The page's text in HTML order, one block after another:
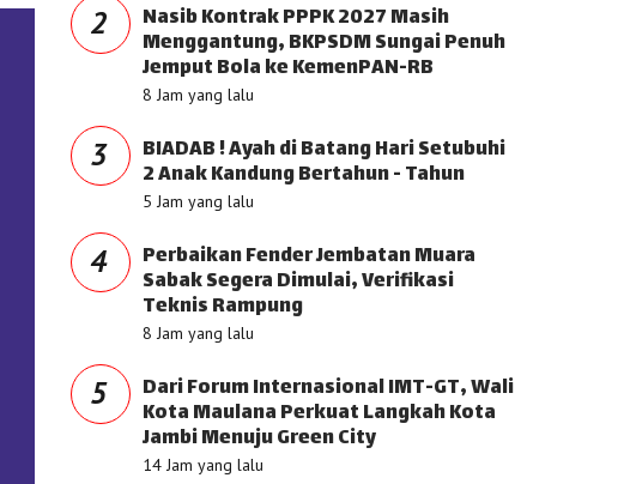
2 Nasib Kontrak PPPK 2027 Masih
Menggantung, BKPSDM Sungai Penuh
Jemput Bola ke KemenPAN-RB
8 Jam yang lalu
3 BIADAB ! Ayah di Batang Hari Setubuhi
2 Anak Kandung Bertahun - Tahun
5 Jam yang lalu
4 Perbaikan Fender Jembatan Muara
Sabak Segera Dimulai, Verifikasi
Teknis Rampung
8 Jam yang lalu
5 Dari Forum Internasional IMT-GT, Wali
Kota Maulana Perkuat Langkah Kota
Jambi Menuju Green City
14 Jam yang lalu